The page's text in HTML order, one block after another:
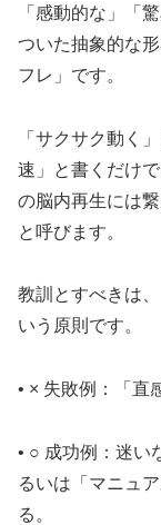
「感動的な」「
ついた抽象的な
フレ」です。
「サクサク動く
速」と書くだけ
の脳内再生には
と呼びます。
教訓とすべきは
いう原則です。
• × 失敗例：「直
• ○ 成功例：迷い
るいは「マニュ
る。